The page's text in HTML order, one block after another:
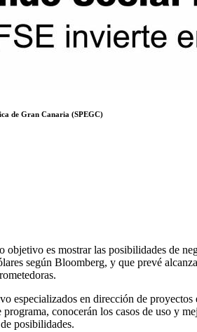
de Gran Canaria (SPEGC)
es mostrar las posibilidades de
según Bloomberg, y que prevé
especializados en dirección de
conocerán los casos de uso y
posibilidades.